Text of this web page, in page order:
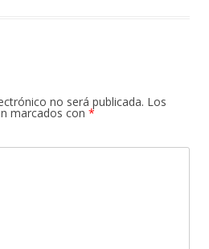
no será publicada. Los
marcados con *